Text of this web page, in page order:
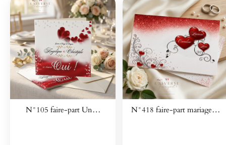
N°105 faire-part Un… N°418 faire-part mariage…